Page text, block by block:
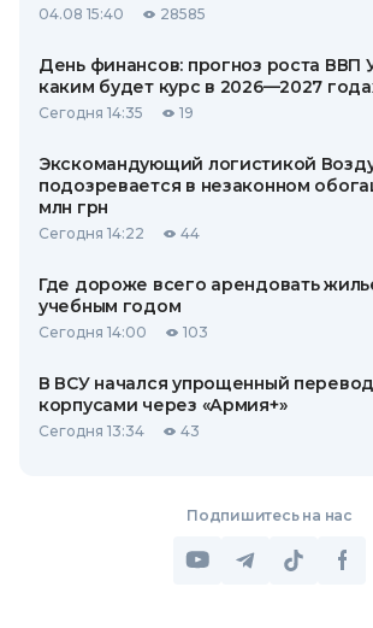
04.08 15:40 28585
День финансов: прогноз роста ВВП
каким будет курс в 2026—2027
Сегодня 14:35 19
Экскомандующий логистикой
подозревается в незаконном
млн грн
Сегодня 14:22 44
Где дороже всего арендовать
учебным годом
Сегодня 14:00 103
В ВСУ начался упрощенный
корпусами через «Армия+»
Сегодня 13:34 43
Подпишитесь на нас